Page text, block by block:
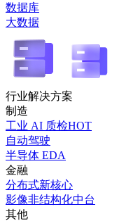
数据库
大数据
行业解决方案
制造
工业 AI 质检HOT
自动驾驶
半导体 EDA
金融
分布式新核心
影像非结构化中台
其他